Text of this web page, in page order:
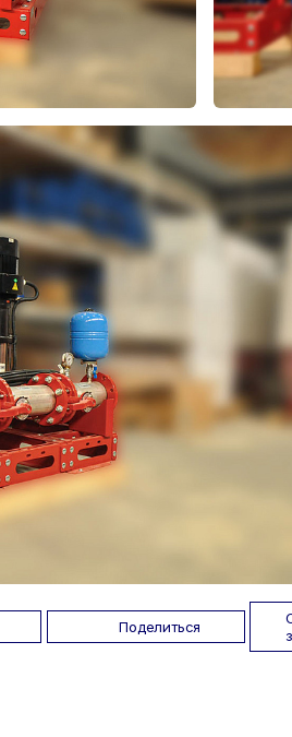
Поделиться